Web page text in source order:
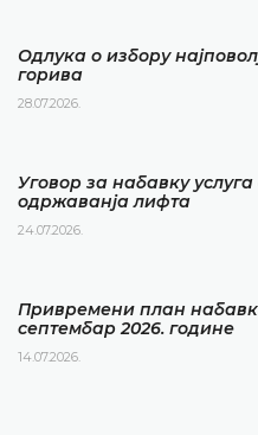
Одлука о избору
горива
28.07.2026.
Уговор за набавку
одржаванја лифта
24.07.2026.
Привремени план
септембар 2026. године
14.07.2026.